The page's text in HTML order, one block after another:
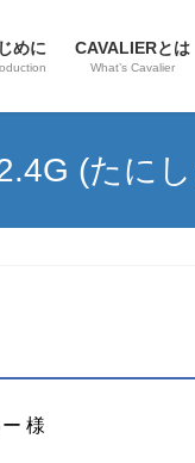
めに CAVALIERとは
What’s Cavalier
(たに
様